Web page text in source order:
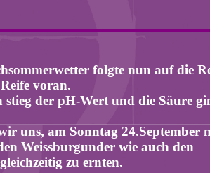
folgte nun auf die
voran.
stieg der pH-Wert und die Säure
uns, am Sonntag 24.September
Weissburgunder wie auch den
zu ernten.